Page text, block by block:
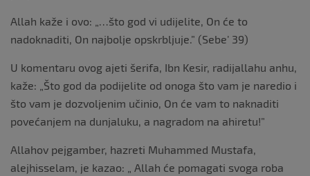
Allah kaže i ovo: „…što god vi udijelite, On će to
nadoknaditi, On najbolje opskrbljuje.” (Sebe’ 39)
U komentaru ovog ajeti šerifa, Ibn Kesir, radijallahu anhu,
kaže: „Što god da podijelite od onoga što vam je naredio i
što vam je dozvoljenim učinio, On će vam to naknaditi
povećanjem na dunjaluku, a nagradom na ahiretu!”
Allahov pejgamber, hazreti Muhammed Mustafa,
alejhisselam, je kazao: „ Allah će pomagati svoga roba